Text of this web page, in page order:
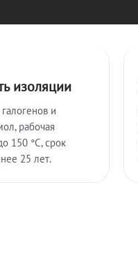
изоляции
и
рабочая
150 °C, срок
25 лет.